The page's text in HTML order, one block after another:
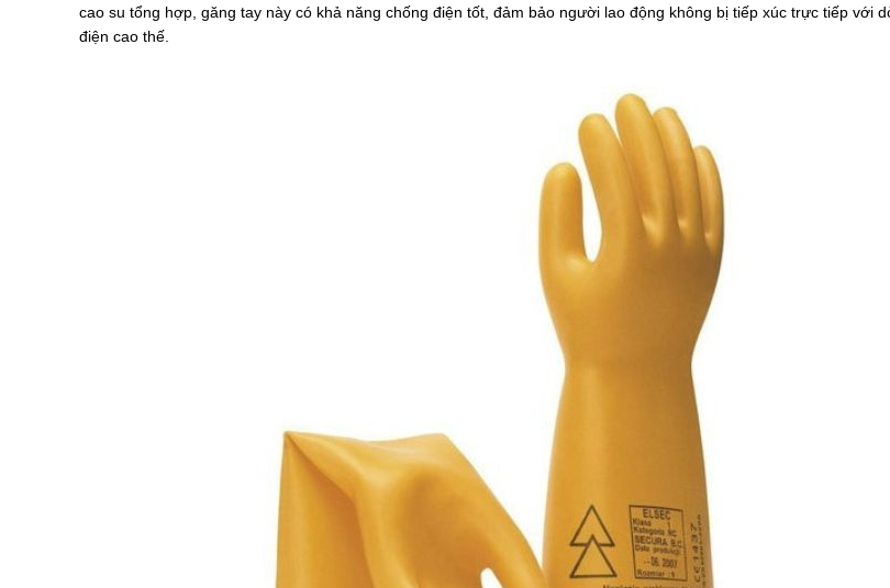
cao su tổng hợp, găng tay này có khả năng chống điện tốt, đảm bảo người lao động không bị tiếp xúc trực tiếp với
điện cao thế.